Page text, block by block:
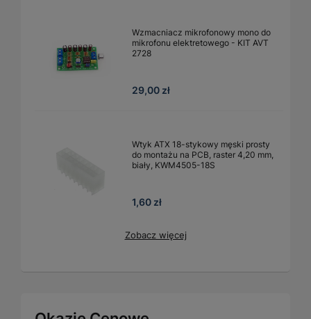
Wzmacniacz mikrofonowy mono do
mikrofonu elektretowego - KIT AVT
2728
29,00 zł
Wtyk ATX 18-stykowy męski prosty
do montażu na PCB, raster 4,20 mm,
biały, KWM4505-18S
1,60 zł
Zobacz więcej